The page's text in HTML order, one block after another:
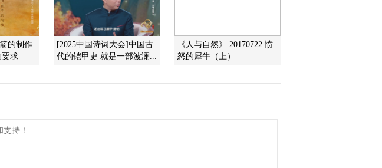
的制作
要求
[2025中国诗词大会]中国古
代的铠甲史 就是一部波澜...
《人与自然》 20170722 愤
怒的犀牛（上）